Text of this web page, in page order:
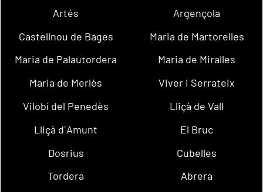
Artés
Argençola
Castellnou de Bages
Maria de Martorelles
Maria de Palautordera
Maria de Miralles
Maria de Merlès
Viver i Serrateix
Vilobí del Penedès
Lliçà de Vall
Lliçà d´Amunt
El Bruc
Dosrius
Cubelles
Tordera
Abrera